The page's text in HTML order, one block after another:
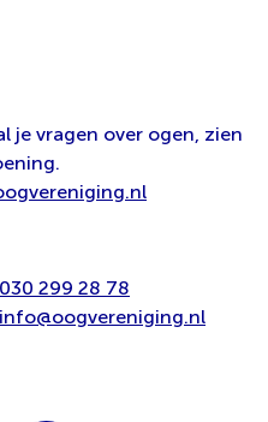
je vragen over ogen, zien
030 299 28 78
info@oogvereniging.nl